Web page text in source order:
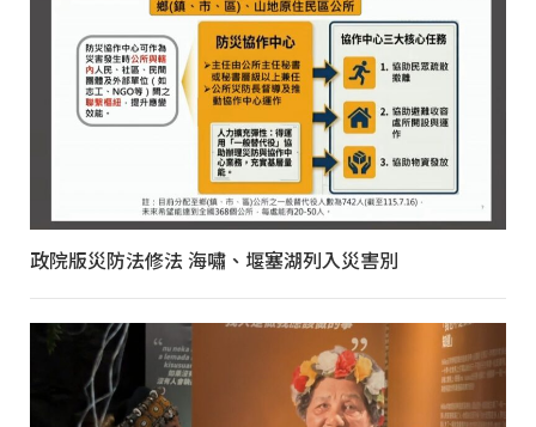
政院版災防法修法 海嘯、堰塞湖列入災害別